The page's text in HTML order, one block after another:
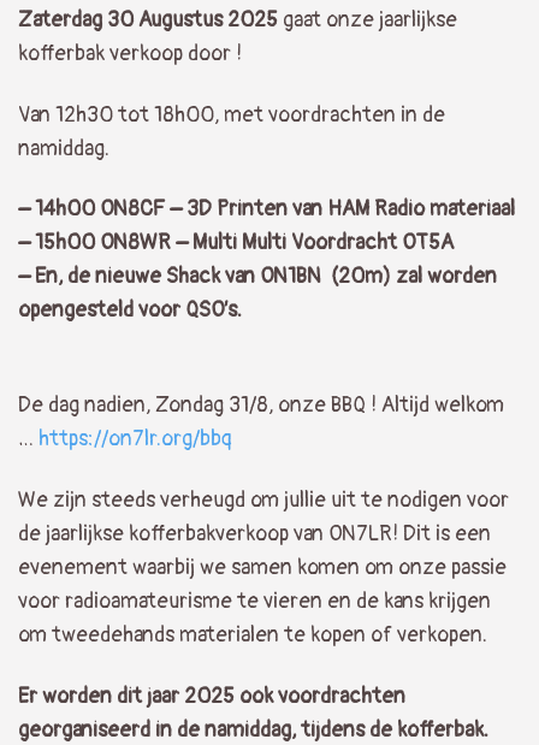
Zaterdag 30 Augustus 2025 gaat onze jaarlijkse
kofferbak verkoop door !
Van 12h30 tot 18h00, met voordrachten in de
namiddag.
– 14h00 ON8CF – 3D Printen van HAM Radio materiaal
– 15h00 ON8WR – Multi Multi Voordracht OT5A
– En, de nieuwe Shack van ON1BN (20m) zal worden
opengesteld voor QSO’s.
De dag nadien, Zondag 31/8, onze BBQ ! Altijd welkom
… https://on7lr.org/bbq
We zijn steeds verheugd om jullie uit te nodigen voor
de jaarlijkse kofferbakverkoop van ON7LR! Dit is een
evenement waarbij we samen komen om onze passie
voor radioamateurisme te vieren en de kans krijgen
om tweedehands materialen te kopen of verkopen.
Er worden dit jaar 2025 ook voordrachten
georganiseerd in de namiddag, tijdens de kofferbak.